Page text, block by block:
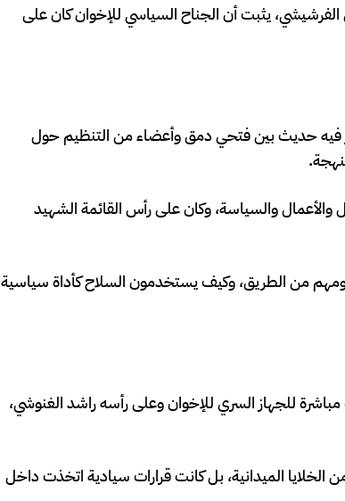
يثبت أن الجناح السياسي للإخوان كان على
تسريب فيديو مصور يدور فيه حديث بين فتحي دمق وأعضاء من التنظيم حول
والسياسة، وكان على رأس القائمة الشهيد
من الطريق، وكيف يستخدمون السلاح كأداة سياسية
للجهاز السري للإخوان وعلى رأسه راشد الغنوشي،
الخلايا الميدانية، بل كانت قرارات سيادية اتخذت داخل